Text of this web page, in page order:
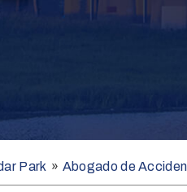
Park » Abogado de